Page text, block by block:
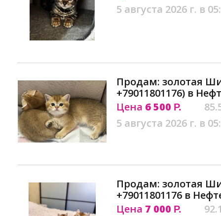
5 августа 2026 г. в
Продам: золотая
+79011801176) в
Цена 6 500 Р.
5 августа 2026 г. в
Продам: золотая
+79011801176 в
Цена 7 000 Р.